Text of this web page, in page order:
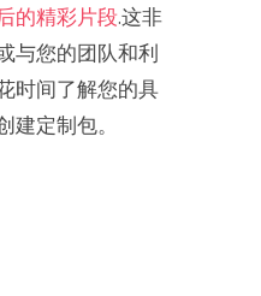
的精彩片段.这非
与您的团队和利
时间了解您的具
定制包。